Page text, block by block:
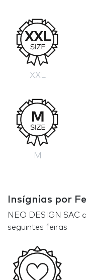
XXL
M
Insígnias por
NEO DESIGN SAC
seguintes feiras